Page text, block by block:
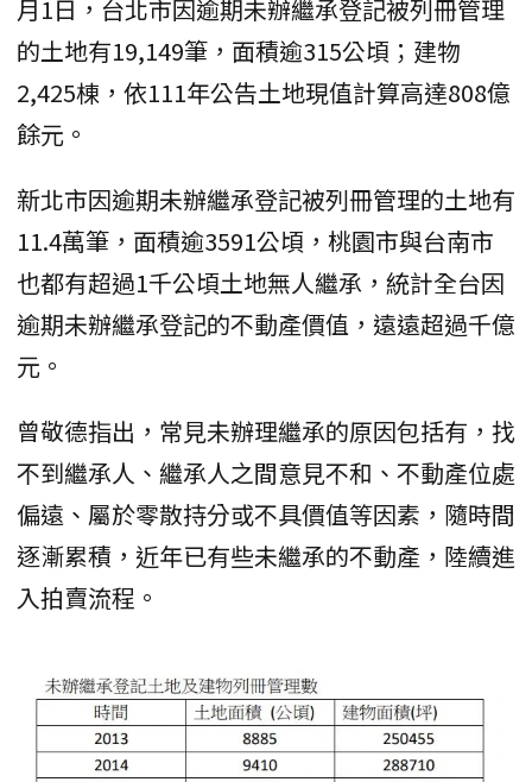
月1日，台北市因逾期未辦繼承登記被列冊管理
的土地有19,149筆，面積逾315公頃；建物
2,425棟，依111年公告土地現值計算高達808億
餘元。
新北市因逾期未辦繼承登記被列冊管理的土地有
11.4萬筆，面積逾3591公頃，桃園市與台南市
也都有超過1千公頃土地無人繼承，統計全台因
逾期未辦繼承登記的不動產價值，遠遠超過千億
元。
曾敬德指出，常見未辦理繼承的原因包括有，找
不到繼承人、繼承人之間意見不和、不動產位處
偏遠、屬於零散持分或不具價值等因素，隨時間
逐漸累積，近年已有些未繼承的不動產，陸續進
入拍賣流程。